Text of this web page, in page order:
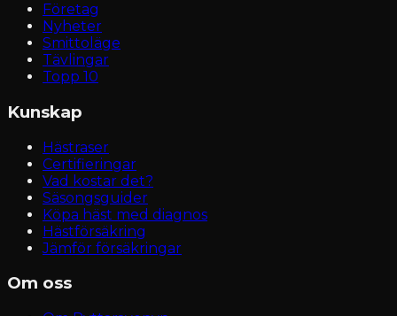
Företag
Nyheter
Smittoläge
Tävlingar
Topp 10
Kunskap
Hästraser
Certifieringar
Vad kostar det?
Säsongsguider
Köpa häst med diagnos
Hästförsäkring
Jämför försäkringar
Om oss